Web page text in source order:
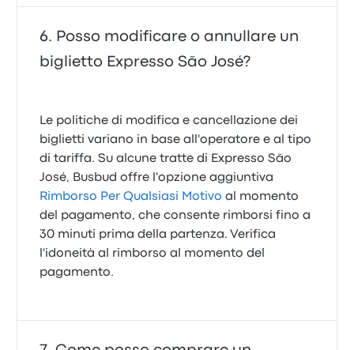
Posso modificare o annullare un
biglietto Expresso São José?
Le politiche di modifica e cancellazione dei
biglietti variano in base all'operatore e al tipo
di tariffa. Su alcune tratte di Expresso São
José, Busbud offre l'opzione aggiuntiva
Rimborso Per Qualsiasi Motivo al momento
del pagamento, che consente rimborsi fino a
30 minuti prima della partenza. Verifica
l'idoneità al rimborso al momento del
pagamento.